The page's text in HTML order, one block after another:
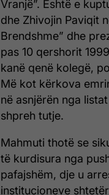
Vranjë”. Është e
dhe Zhivojin Paviqit
Brendshme” dhe
pas 10 qershorit
kanë qenë kolegë,
Më kot kërkova
në asnjërën nga
shpreh tutje.
Mahmuti thotë se
të kurdisura nga
pafajshëm, dje u
institucioneve